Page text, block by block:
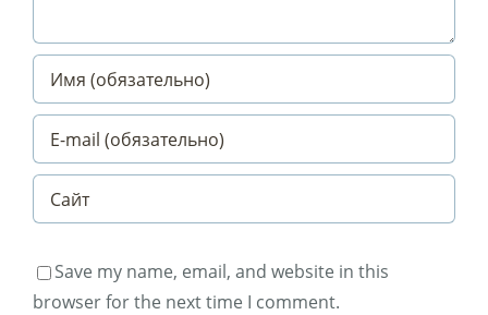
Save my name, email, and website in this
browser for the next time I comment.